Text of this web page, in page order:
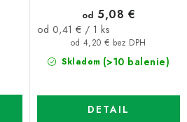
Skladom (>10 balenie)
od 4,20 € bez DPH
od 5,08 €
Jednotková
od 0,41 € / 1 ks
DETAIL